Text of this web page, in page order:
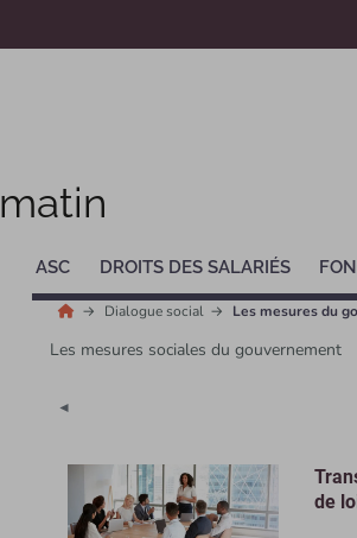
matin
ASC DROITS DES SALARIÉS
Dialogue social Les mesures du
Les mesures sociales du gouvernement
◄
de